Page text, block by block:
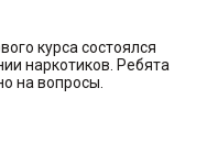
курса состоялся
наркотиков. Ребята
на вопросы.